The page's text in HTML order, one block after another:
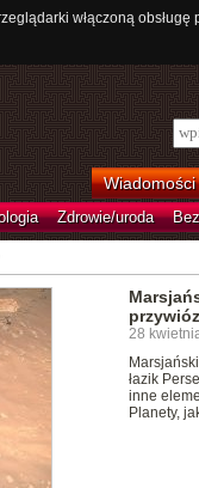
włączoną
Wiadomości
Zdrowie/uroda
28
łazik
inne
Planety,